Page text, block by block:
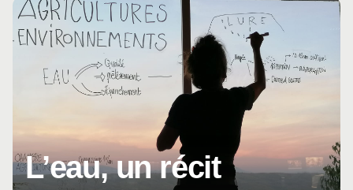
L’eau, un récit